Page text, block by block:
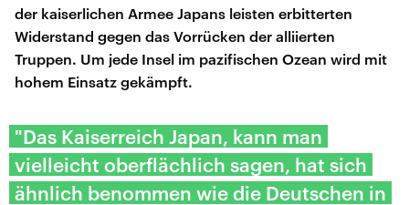
der kaiserlichen Armee Japans leisten erbitterten
Widerstand gegen das Vorrücken der alliierten
Truppen. Um jede Insel im pazifischen Ozean wird mit
hohem Einsatz gekämpft.
"Das Kaiserreich Japan, kann man
vielleicht oberflächlich sagen, hat sich
ähnlich benommen wie die Deutschen in